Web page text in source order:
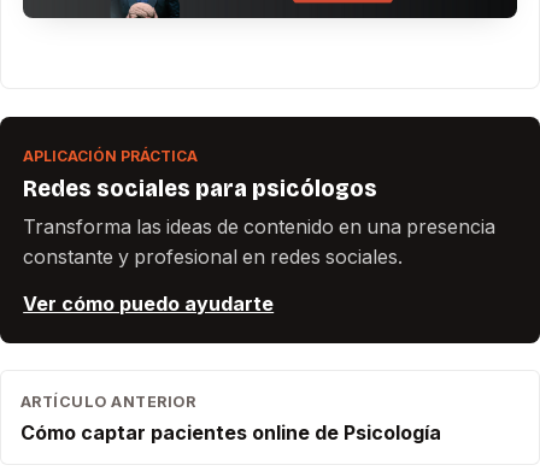
APLICACIÓN PRÁCTICA
Redes sociales para psicólogos
Transforma las ideas de contenido en una presencia
constante y profesional en redes sociales.
Ver cómo puedo ayudarte
ARTÍCULO ANTERIOR
Cómo captar pacientes online de Psicología